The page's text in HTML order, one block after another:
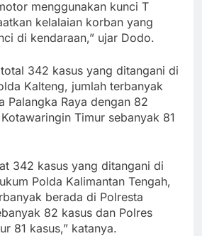
menggunakan kunci T
kelalaian korban yang
di kendaraan,” ujar Dodo.
342 kasus yang ditangani di
Kalteng, jumlah terbanyak
Palangka Raya dengan 82
Timur sebanyak 81
342 kasus yang ditangani di
Polda Kalimantan Tengah,
berada di Polresta
82 kasus dan Polres
81 kasus,” katanya.